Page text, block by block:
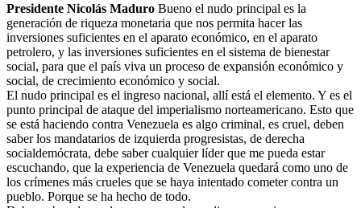
Presidente Nicolás Maduro Bueno el nudo principal es la
generación de riqueza monetaria que nos permita hacer las
inversiones suficientes en el aparato económico, en el aparato
petrolero, y las inversiones suficientes en el sistema de bienestar
social, para que el país viva un proceso de expansión económico y
social, de crecimiento económico y social.
El nudo principal es el ingreso nacional, allí está el elemento. Y es el
punto principal de ataque del imperialismo norteamericano. Esto que
se está haciendo contra Venezuela es algo criminal, es cruel, deben
saber los mandatarios de izquierda progresistas, de derecha
socialdemócrata, debe saber cualquier líder que me pueda estar
escuchando, que la experiencia de Venezuela quedará como uno de
los crímenes más crueles que se haya intentado cometer contra un
pueblo. Porque se ha hecho de todo.